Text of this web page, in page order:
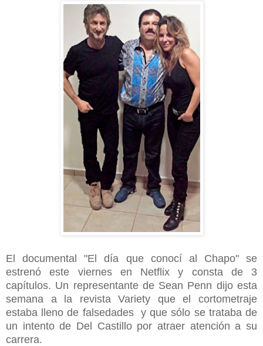
El documental "El día que conocí al Chapo" se
estrenó este viernes en Netflix y consta de 3
capítulos. Un representante de Sean Penn dijo esta
semana a la revista Variety que el cortometraje
estaba lleno de falsedades y que sólo se trataba de
un intento de Del Castillo por atraer atención a su
carrera.